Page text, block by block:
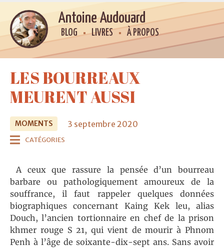
Antoine Audouard
BLOG LIVRES À PROPOS
LES BOURREAUX
MEURENT AUSSI
MOMENTS 3 septembre 2020
CATÉGORIES
A ceux que rassure la pensée d’un bourreau
barbare ou pathologiquement amoureux de la
souffrance, il faut rappeler quelques données
biographiques concernant Kaing Kek leu, alias
Douch, l’ancien tortionnaire en chef de la prison
khmer rouge S 21, qui vient de mourir à Phnom
Penh à l’âge de soixante-dix-sept ans. Sans avoir